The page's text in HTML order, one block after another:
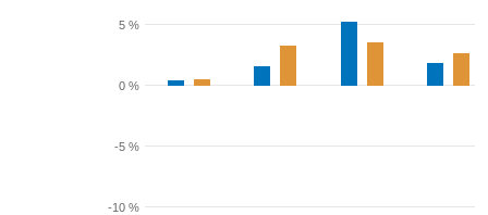
-10 %
-5 %
0 %
5 %